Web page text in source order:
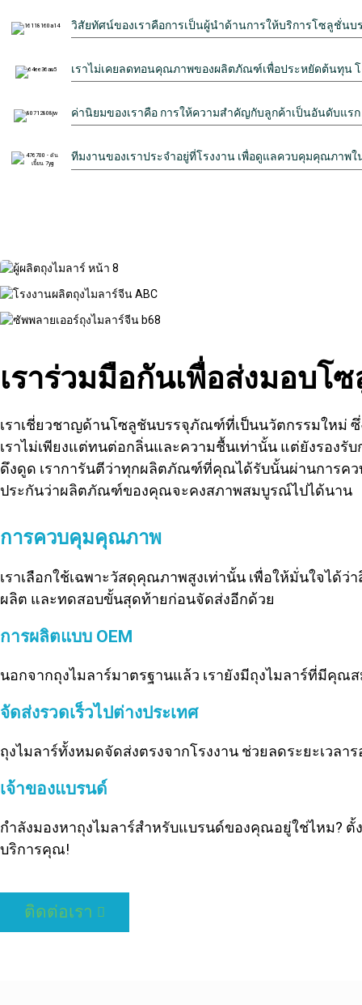
วิสัยทัศน์ของเราคือการเป็นผู้นำด้านการให้บริการโซลูชั่น
เราไม่เคยลดทอนคุณภาพของผลิตภัณฑ์เพื่อประหยัดต้นทุ
ค่านิยมของเราคือ การให้ความสำคัญกับลูกค้าเป็นอันดับแร
ทีมงานของเราประจำอยู่ที่โรงงาน เพื่อดูแลควบคุมคุณภาพ
เราร่วมมือกันเพื่อส่งมอบโ
เราเชี่ยวชาญด้านโซลูชันบรรจุภัณฑ์ที่เป็นนวัตกรรมใหม่
เราไม่เพียงแต่ทนต่อกลิ่นและความชื้นเท่านั้น แต่ยังรอง
ดึงดูด เราการันตีว่าทุกผลิตภัณฑ์ที่คุณได้รับนั้นผ่านการค
ประกันว่าผลิตภัณฑ์ของคุณจะคงสภาพสมบูรณ์ไปได้นาน
การควบคุมคุณภาพ
เราเลือกใช้เฉพาะวัสดุคุณภาพสูงเท่านั้น เพื่อให้มั่นใจไ
ผลิต และทดสอบขั้นสุดท้ายก่อนจัดส่งอีกด้วย
การผลิตแบบ OEM
นอกจากถุงไมลาร์มาตรฐานแล้ว เรายังมีถุงไมลาร์ที่มีคุ
จัดส่งรวดเร็วไปต่างประเทศ
ถุงไมลาร์ทั้งหมดจัดส่งตรงจากโรงงาน ช่วยลดระยะเวล
เจ้าของแบรนด์
กำลังมองหาถุงไมลาร์สำหรับแบรนด์ของคุณอยู่ใช่ไหม?
บริการคุณ!
ติดต่อเรา